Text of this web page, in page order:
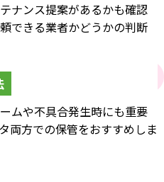
ナンス提案があるかも確認
できる業者かどうかの判断
ムや不具合発生時にも重要
両方での保管をおすすめしま